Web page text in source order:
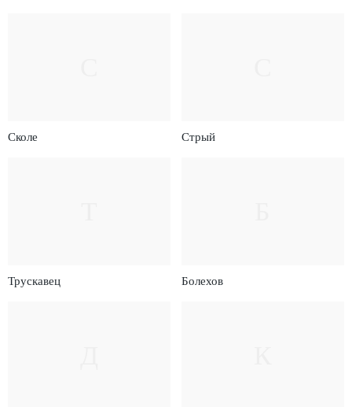
Сколе Стрый
Трускавец Болехов